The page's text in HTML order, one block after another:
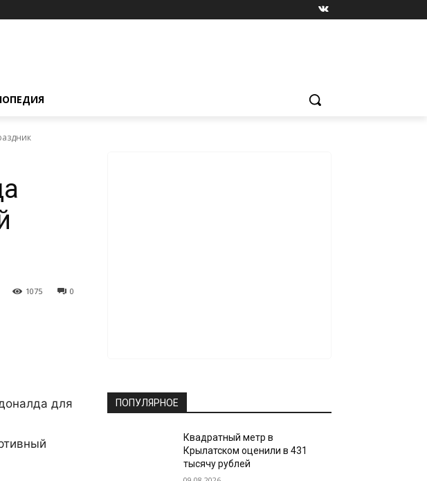
0
1075
для
ПОПУЛЯРНОЕ
Квадратный метр в
Крылатском оценили в 431
тысячу рублей